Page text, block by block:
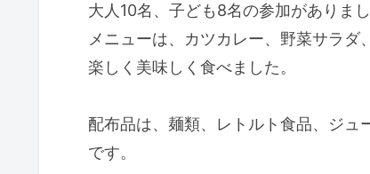
大人10名、子ども8名の参加がありまし
メニューは、カツカレー、野菜サラダ
楽しく美味しく食べました。
配布品は、麺類、レトルト食品、ジュ
です。